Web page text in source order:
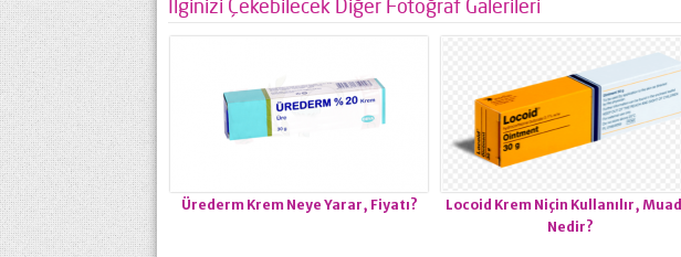
İlginizi Çekebilecek Diğer Fotoğraf Galerileri
Ürederm Krem Neye Yarar, Fiyatı?
Locoid Krem Niçin Kullanılır,
Nedir?